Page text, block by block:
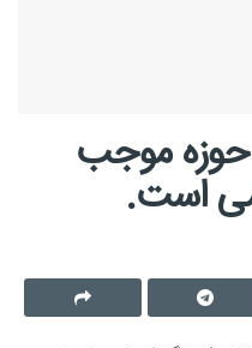
حوزه موجب
است.